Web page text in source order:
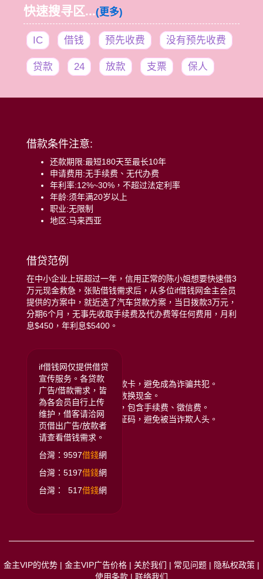
快速搜寻区...(更多)
IC 借钱 预先收费 没有预先收费
贷款 24 放款 支票 保人
借款条件注意:
还款期限:最短180天至最长10年
申请费用:无手续费、无代办费
年利率:12%~30%，不超过法定利率
年龄:须年满20岁以上
职业:无限制
地区:马来西亚
借贷范例
在中小企业上班超过一年，信用正常的陈小姐想要快速借3
万元现金救急，张贴借钱需求后，从多位if借钱网金主会员
提供的方案中，就近选了汽车贷款方案，当日拨款3万元，
分期6个月，无事先收取手续费及代办费等任何费用，月利
息$450，年利息$5400。
远离贷款诈骗注意:
拒绝给予银行存摺或提款卡，避免成為诈骗共犯。
拒绝任何类型的储值点数换现金。
拒绝给付任何名义费用，包含手续费、徵信费。
拒绝提供门号或手机验证码，避免被当诈欺人头。
if借钱网仅提供借贷
宣传服务。各贷款
广告/借款需求，皆
為各会员自行上传
维护，借客请洽网
页借出广告/放款者
请查看借钱需求。
台灣：9597借錢網
台灣：5197借錢網
台灣： 517借錢網
金主VIP的优势 | 金主VIP广告价格 | 关於我们 | 常见问题 | 隐私权政策 |
使用条款 | 联络我们